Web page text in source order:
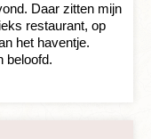
Daar zitten mijn
restaurant, op
het haventje.
beloofd.